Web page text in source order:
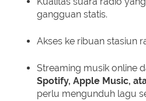
gangguan statis.
Akses ke ribuan stasiun
Streaming musik online
Spotify, Apple Music,
perlu mengunduh lagu